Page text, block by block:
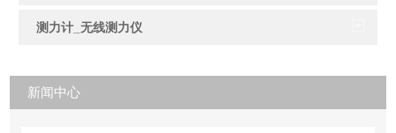
测力计_无线测力仪
新闻中心